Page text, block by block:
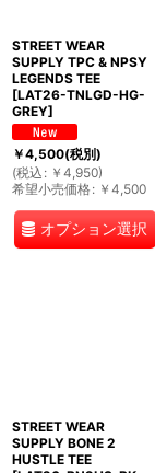
STREET WEAR
SUPPLY TPC & NPSY
LEGENDS TEE
[LAT26-TNLGD-HG-
GREY]
￥4,500(税別)
(税込 : ￥ 4,950)
希望小売価格: ￥ 4,500
オプション選択
STREET WEAR
SUPPLY BONE 2
HUSTLE TEE